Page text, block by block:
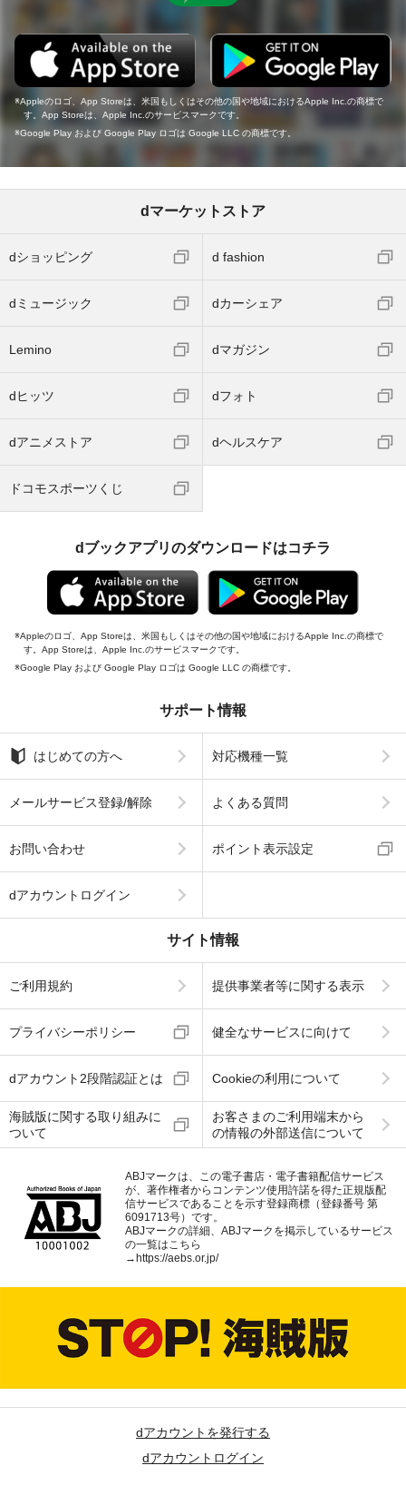
Appleのロゴ、App Storeは、米国もしくはその他の国や地域におけるApple Inc.の商標で
す。App Storeは、Apple Inc.のサービスマークです。
Google Play および Google Play ロゴは Google LLC の商標です。
dマーケットストア
dショッピング d fashion
dミュージック dカーシェア
Lemino dマガジン
dヒッツ dフォト
dアニメストア dヘルスケア
ドコモスポーツくじ
dブックアプリのダウンロードはコチラ
Appleのロゴ、App Storeは、米国もしくはその他の国や地域におけるApple Inc.の商標で
す。App Storeは、Apple Inc.のサービスマークです。
Google Play および Google Play ロゴは Google LLC の商標です。
サポート情報
はじめての方へ 対応機種一覧
メールサービス登録/解除 よくある質問
お問い合わせ ポイント表示設定
dアカウントログイン
サイト情報
ご利用規約 提供事業者等に関する表示
プライバシーポリシー 健全なサービスに向けて
dアカウント2段階認証とは Cookieの利用について
海賊版に関する取り組みに
ついて
お客さまのご利用端末から
の情報の外部送信について
ABJマークは、この電子書店・電子書籍配信サービス
が、著作権者からコンテンツ使用許諾を得た正規版配
信サービスであることを示す登録商標（登録番号 第
6091713号）です。
ABJマークの詳細、ABJマークを掲示しているサービス
の一覧はこちら
→ https://aebs.or.jp/
dアカウントを発行する
dアカウントログイン